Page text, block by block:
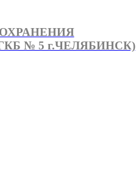
№ 5 г.ЧЕЛЯБИНСК)